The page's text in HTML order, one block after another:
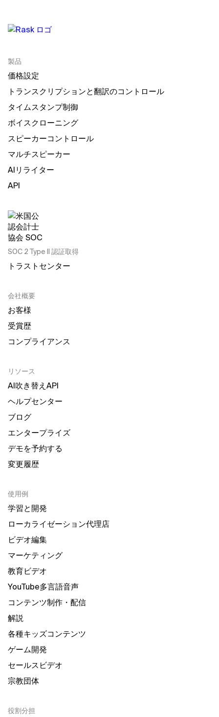
製品
価格設定
トランスクリプションと翻訳のコントロール
タイムスタンプ制御
ボイスクローニング
スピーカーコントロール
マルチスピーカー
AIリライター
API
SOC 2 Type II 認証取得
トラストセンター
会社概要
お客様
受賞歴
コンプライアンス
リソース
AI吹き替えAPI
ヘルプセンター
ブログ
エンタープライズ
デモを予約する
変更履歴
使用例
学習と開発
ローカライゼーション代理店
ビデオ編集
マーケティング
教育ビデオ
YouTube多言語音声
コンテンツ制作・配信
解説
各種キッズコンテンツ
ゲーム開発
セールスビデオ
宗教団体
役割分担